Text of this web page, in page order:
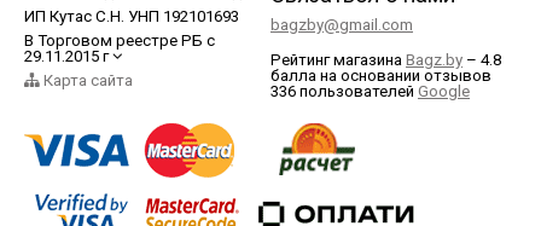
ИП Кутас С.Н. УНП 192101693
В Торговом реестре РБ с
29.11.2015 г
Карта сайта
bagzby@gmail.com
Рейтинг магазина Bagz.by – 4.8
балла на основании отзывов
336 пользователей Google